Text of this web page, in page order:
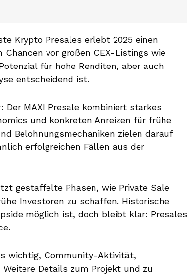
Krypto Presales erlebt 2025 einen
vor großen CEX-Listings wie
für hohe Renditen, aber auch
entscheidend ist.
MAXI Presale kombiniert starkes
und konkreten Anreizen für frühe
Belohnungsmechaniken zielen darauf
erfolgreichen Fällen aus der
gestaffelte Phasen, wie Private Sale
Investoren zu schaffen. Historische
möglich ist, doch bleibt klar: Presales
wichtig, Community-Aktivität,
Details zum Projekt und zu